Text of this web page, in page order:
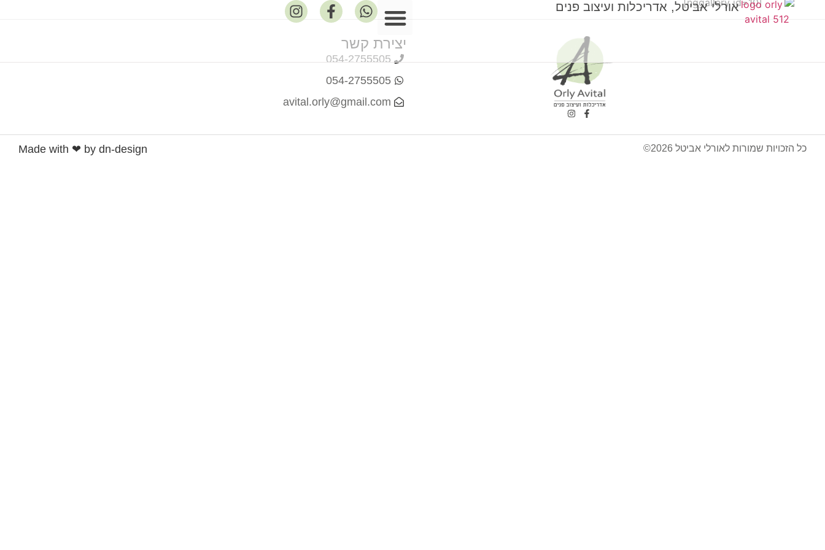
אורלי אביטל, אדריכלות ועיצוב פנים [nggallery id=10]
יצירת קשר
054-2755505
054-2755505
avital.orly@gmail.com
כל הזכויות שמורות לאורלי אביטל 2026© Made with ❤ by dn-design